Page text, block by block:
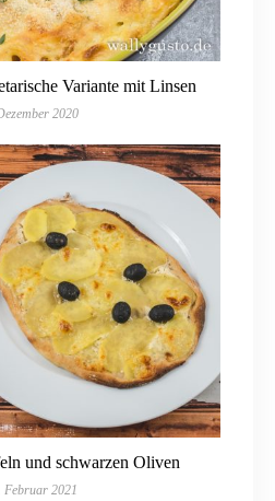
Variante mit Linsen
2020
und schwarzen Oliven
Februar 2021